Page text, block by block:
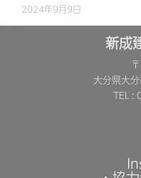
2024年9月9日
新成
大分県大
TEL :